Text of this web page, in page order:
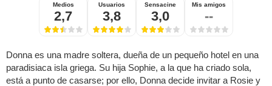
Medios
2,7
Usuarios
3,8
Sensacine
3,0
Mis amigos
--
Donna es una madre soltera, dueña de un pequeño hotel en una
paradisiaca isla griega. Su hija Sophie, a la que ha criado sola,
está a punto de casarse; por ello, Donna decide invitar a Rosie y